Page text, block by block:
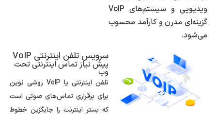
ویدیویی و سیستم‌های VoIP
گزینه‌ای مدرن و کارآمد محسوب
می‌شود.
سرویس تلفن اینترنتی VoIP
پیش نیاز تماس اینترنتی تحت
وب
تلفن اینترنتی یا VoIP روشی نوین
برای برقراری تماس‌های صوتی است
که بستر اینترنت را جایگزین خطوط